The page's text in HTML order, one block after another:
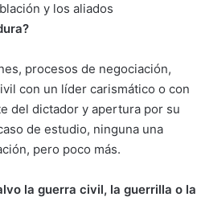
y los aliados
procesos de negociación,
con un líder carismático o con
del dictador y apertura por su
de estudio, ninguna una
pero poco más.
la guerra civil, la guerrilla o la